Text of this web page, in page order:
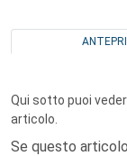
Qui sotto puoi
articolo.
Se questo